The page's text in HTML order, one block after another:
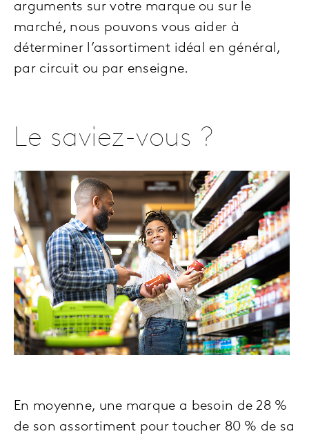
arguments sur votre marque ou sur le
marché, nous pouvons vous aider à
déterminer l’assortiment idéal en général,
par circuit ou par enseigne.
Le saviez-vous ?
En moyenne, une marque a besoin de 28 %
de son assortiment pour toucher 80 % de sa